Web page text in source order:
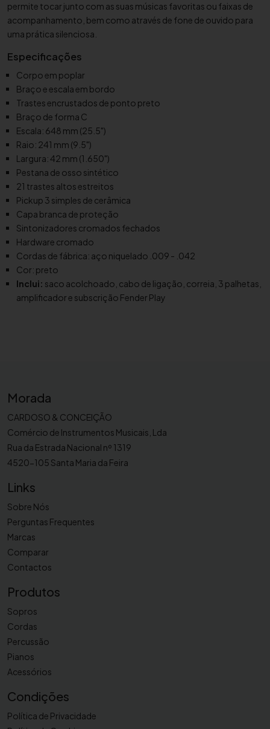
a
r
r
a
l
é
e
n
d
e
r
S
q
a
t
o
c
a
t
e
l
a
c
k
permite tocar junto com as suas músicas favoritas ou faixas de
acompanhamento, bem como através de fone de ouvido para
uma prática silenciosa.
Especificações
Corpo em poplar
Braço e escala em bordo
Trastes encrustados de ponto preto
Braço de forma C
Escala: 648 mm (25.5")
Raio: 241 mm (9.5")
Largura: 42 mm (1.650")
Pestana de osso sintético
21 trastes altos estreitos
Pickup 3 simples de cerâmica
Capa branca de proteção
Sintonizadores cromados fechados
Hardware cromado
Cordas de fábrica: aço niquelado .009 - .042
Cor: preto
Inclui: saco acolchoado, cabo de ligação, correia, 3 palhetas,
amplificador e subscrição Fender Play
Morada
CARDOSO & CONCEIÇÃO
Comércio de Instrumentos Musicais, Lda
Rua da Estrada Nacional nº 1319
4520-105 Santa Maria da Feira
Links
Sobre Nós
Perguntas Frequentes
Marcas
Comparar
Contactos
Produtos
Sopros
Cordas
Percussão
Pianos
Acessórios
Condições
Política de Privacidade